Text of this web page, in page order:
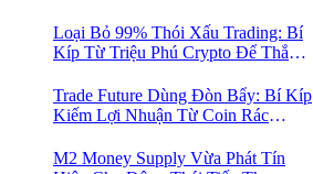
Loại Bỏ 99% Thói Xấu Trading: Bí
Kíp Từ Triệu Phú Crypto Để Thắng
Trade Future Dùng Đòn Bẩy: Bí Kíp
Kiếm Lợi Nhuận Từ Coin Rác
Bán Khống
M2 Money Supply Vừa Phát Tín